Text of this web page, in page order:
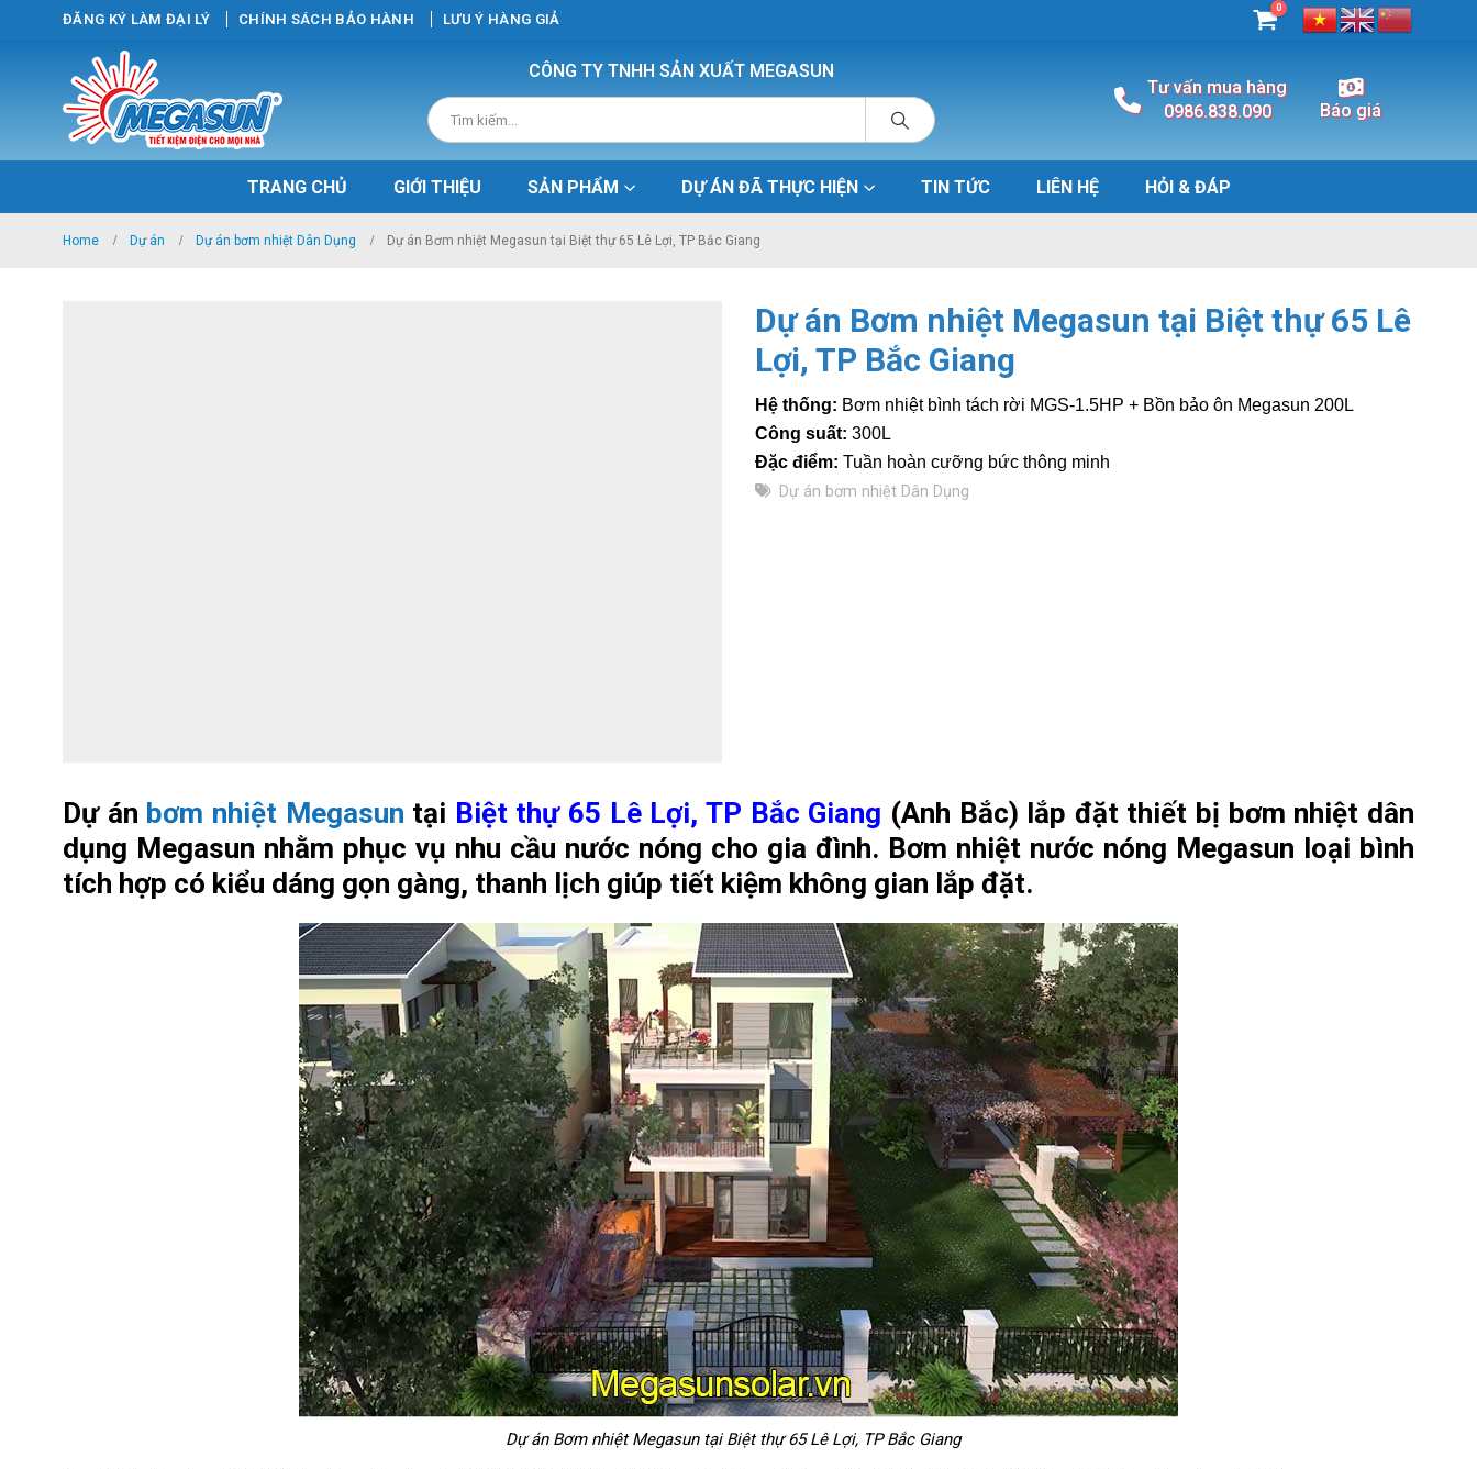
ĐĂNG KÝ LÀM ĐẠI LÝ CHÍNH SÁCH BẢO HÀNH LƯU Ý HÀNG GIẢ
0
CÔNG TY TNHH SẢN XUẤT MEGASUN
Tư vấn mua hàng
0986.838.090
Báo giá
TRANG CHỦ GIỚI THIỆU SẢN PHẨM DỰ ÁN ĐÃ THỰC HIỆN TIN TỨC LIÊN HỆ HỎI & ĐÁP
Home Dự án Dự án bơm nhiệt Dân Dụng Dự án Bơm nhiệt Megasun tại Biệt thự 65 Lê Lợi, TP Bắc Giang
Dự án Bơm nhiệt Megasun tại Biệt thự 65 Lê
Lợi, TP Bắc Giang
Hệ thống: Bơm nhiệt bình tách rời MGS-1.5HP + Bồn bảo ôn Megasun 200L
Công suất: 300L
Đặc điểm: Tuần hoàn cưỡng bức thông minh
Dự án bơm nhiệt Dân Dụng
Dự án bơm nhiệt Megasun tại Biệt thự 65 Lê Lợi, TP Bắc Giang (Anh Bắc) lắp đặt thiết bị bơm nhiệt dân
dụng Megasun nhằm phục vụ nhu cầu nước nóng cho gia đình. Bơm nhiệt nước nóng Megasun loại bình
tích hợp có kiểu dáng gọn gàng, thanh lịch giúp tiết kiệm không gian lắp đặt.
Dự án Bơm nhiệt Megasun tại Biệt thự 65 Lê Lợi, TP Bắc Giang